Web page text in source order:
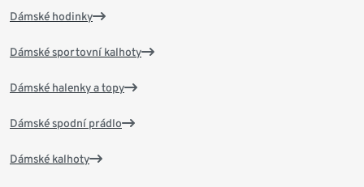
Dámské hodinky
Dámské sportovní kalhoty
Dámské halenky a topy
Dámské spodní prádlo
Dámské kalhoty